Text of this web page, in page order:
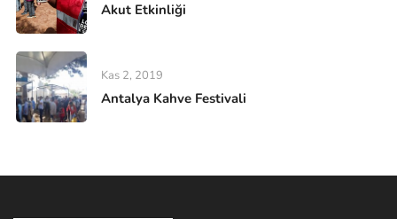
Akut Etkinliği
Kas 2, 2019
Antalya Kahve Festivali